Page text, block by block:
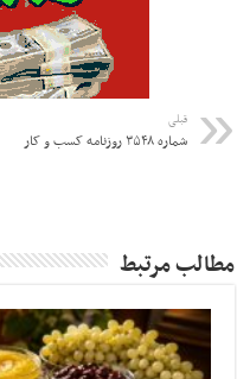
قبلی
شماره ۳۵۴۸ روزنامه کسب و کار
مطالب مرتبط